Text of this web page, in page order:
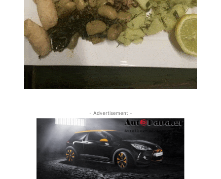
- Advertisement -